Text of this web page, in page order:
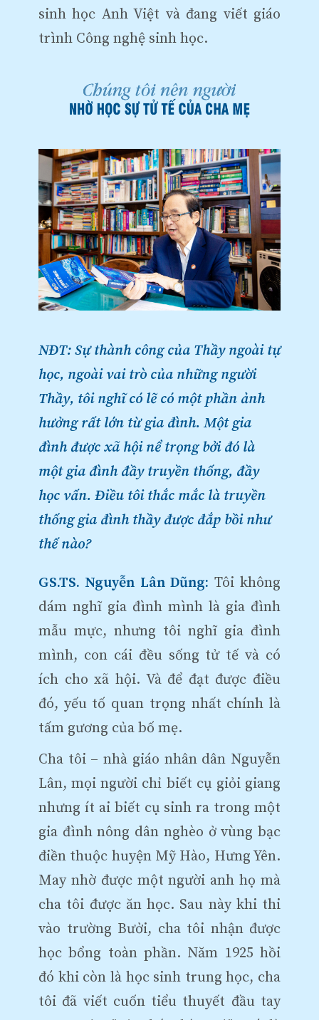
sinh học Anh Việt và đang viết giáo
trình Công nghệ sinh học.
NĐT: Sự thành công của Thầy ngoài tự
học, ngoài vai trò của những người
Thầy, tôi nghĩ có lẽ có một phần ảnh
hưởng rất lớn từ gia đình. Một gia
đình được xã hội nể trọng bởi đó là
một gia đình đầy truyền thống, đầy
học vấn. Điều tôi thắc mắc là truyền
thống gia đình thầy được đắp bồi như
thế nào?
GS.TS. Nguyễn Lân Dũng: Tôi không
dám nghĩ gia đình mình là gia đình
mẫu mực, nhưng tôi nghĩ gia đình
mình, con cái đều sống tử tế và có
ích cho xã hội. Và để đạt được điều
đó, yếu tố quan trọng nhất chính là
tấm gương của bố mẹ.
Cha tôi – nhà giáo nhân dân Nguyễn
Lân, mọi người chỉ biết cụ giỏi giang
nhưng ít ai biết cụ sinh ra trong một
gia đình nông dân nghèo ở vùng bạc
điền thuộc huyện Mỹ Hào, Hưng Yên.
May nhờ được một người anh họ mà
cha tôi được ăn học. Sau này khi thi
vào trường Bưởi, cha tôi nhận được
học bổng toàn phần. Năm 1925 hồi
đó khi còn là học sinh trung học, cha
tôi đã viết cuốn tiểu thuyết đầu tay